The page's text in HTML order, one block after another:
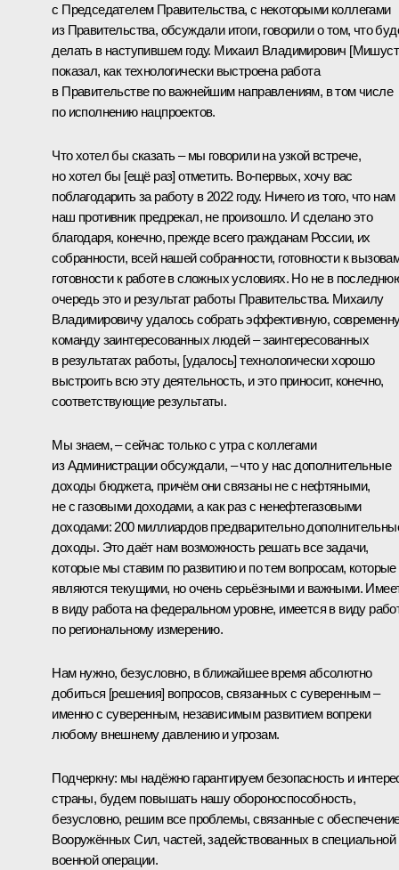
с Председателем Правительства, с некоторыми коллегами
из Правительства, обсуждали итоги, говорили о том, что
делать в наступившем году. Михаил Владимирович
показал, как технологически выстроена работа
в Правительстве по важнейшим направлениям, в том числе
по исполнению нацпроектов.
Что хотел бы сказать – мы говорили на узкой встрече,
но хотел бы [ещё раз] отметить. Во-первых, хочу вас
поблагодарить за работу в 2022 году. Ничего из того, что нам
наш противник предрекал, не произошло. И сделано это
благодаря, конечно, прежде всего гражданам России, их
собранности, всей нашей собранности, готовности к
готовности к работе в сложных условиях. Но не в
очередь это и результат работы Правительства. Михаилу
Владимировичу удалось собрать эффективную,
команду заинтересованных людей – заинтересованных
в результатах работы, [удалось] технологически хорошо
выстроить всю эту деятельность, и это приносит, конечно,
соответствующие результаты.
Мы знаем, – сейчас только с утра с коллегами
из Администрации обсуждали, – что у нас дополнительные
доходы бюджета, причём они связаны не с нефтяными,
не с газовыми доходами, а как раз с ненефтегазовыми
доходами: 200 миллиардов предварительно
доходы. Это даёт нам возможность решать все задачи,
которые мы ставим по развитию и по тем вопросам, которые
являются текущими, но очень серьёзными и важными.
в виду работа на федеральном уровне, имеется в виду
по региональному измерению.
Нам нужно, безусловно, в ближайшее время абсолютно
добиться [решения] вопросов, связанных с суверенным –
именно с суверенным, независимым развитием вопреки
любому внешнему давлению и угрозам.
Подчеркну: мы надёжно гарантируем безопасность и
страны, будем повышать нашу обороноспособность,
безусловно, решим все проблемы, связанные с
Вооружённых Сил, частей, задействованных в специальной
военной операции.